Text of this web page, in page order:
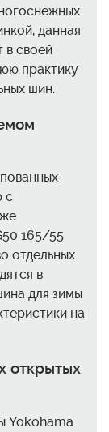
данная
в своей
практику
шин.
с
165/55
отдельных
в
для зимы
на
открытых
Yokohama